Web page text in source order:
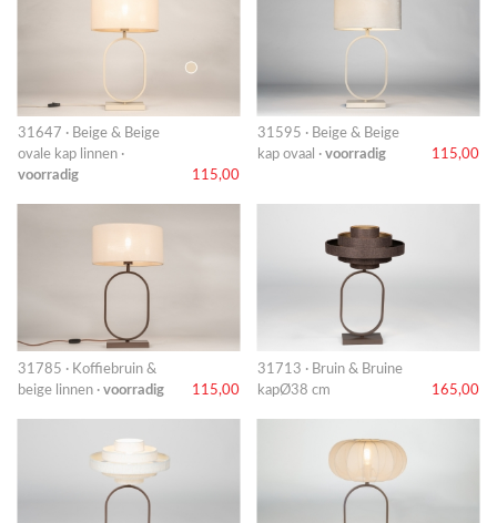
31647 · Beige & Beige
ovale kap linnen ·
voorradig
115,00
31595 · Beige & Beige
kap ovaal · voorradig 115,00
31785 · Koffiebruin &
beige linnen · voorradig 115,00
31713 · Bruin & Bruine
kapØ38 cm
165,00